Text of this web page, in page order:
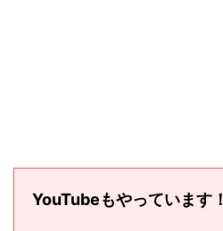
YouTubeもやっています！